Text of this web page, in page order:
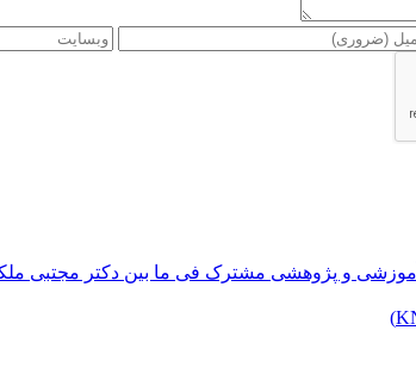
آموزشی و پژوهشی مشترک فی ما بین دکتر مجتبی